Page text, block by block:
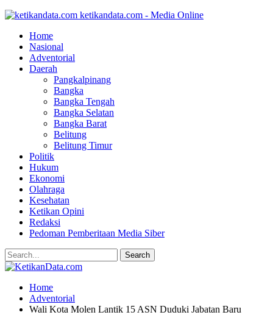
ketikandata.com - Media Online
Home
Nasional
Adventorial
Daerah
Pangkalpinang
Bangka
Bangka Tengah
Bangka Selatan
Bangka Barat
Belitung
Belitung Timur
Politik
Hukum
Ekonomi
Olahraga
Kesehatan
Ketikan Opini
Redaksi
Pedoman Pemberitaan Media Siber
Home
Adventorial
Wali Kota Molen Lantik 15 ASN Duduki Jabatan Baru